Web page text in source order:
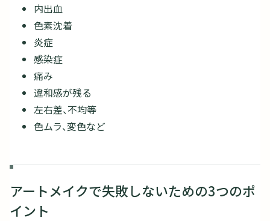
内出血
色素沈着
炎症
感染症
痛み
違和感が残る
左右差、不均等
色ムラ、変色など
アートメイクで失敗しないための3つのポ
イント